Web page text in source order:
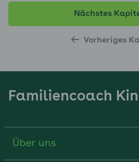
Vorheriges
Nächstes
Familiencoach
Über uns